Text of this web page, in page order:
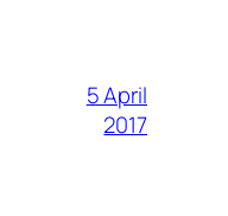
5 April
2017